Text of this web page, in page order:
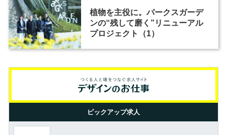
植物を主役に。パークスガーデ
ンの“残して磨く”リニューアル
プロジェクト（1）
ピックアップ求人